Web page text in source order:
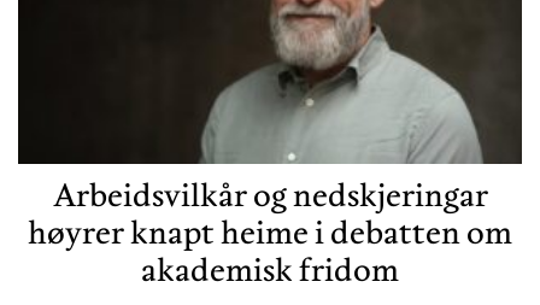
Arbeidsvilkår og nedskjeringar
høyrer knapt heime i debatten om
akademisk fridom